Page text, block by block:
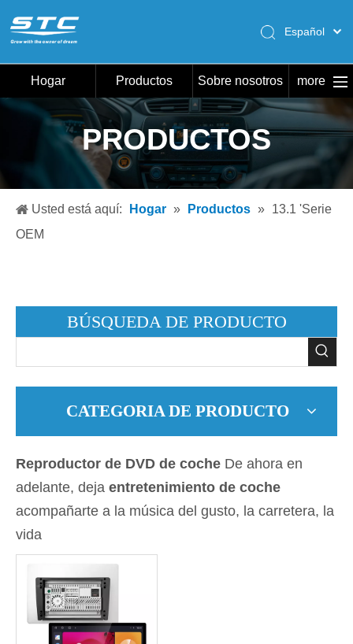
Hogar
Productos
Sobre nosotros
Descargar
Español
Pусский
Português
Hogar Productos Sobre nosotros more
PRODUCTOS
Usted está aquí: Hogar » Productos » 13.1 'Serie
OEM
BÚSQUEDA DE PRODUCTO
CATEGORIA DE PRODUCTO
Reproductor de DVD de coche De ahora en
adelante, deja entretenimiento de coche
acompañarte a la música del gusto, la carretera, la
vida